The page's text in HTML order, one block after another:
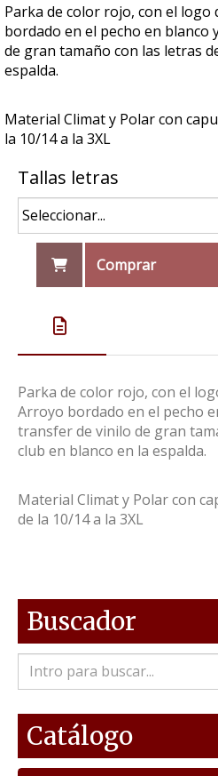
Parka de color rojo, con el logo
bordado en el pecho en blanco
de gran tamaño con las letras
espalda.
Material Climat y Polar con
la 10/14 a la 3XL
Tallas letras
Comprar
Parka de color rojo, con el
Arroyo bordado en el pecho
transfer de vinilo de gran
club en blanco en la espalda.
Material Climat y Polar con
de la 10/14 a la 3XL
Buscador
Catálogo